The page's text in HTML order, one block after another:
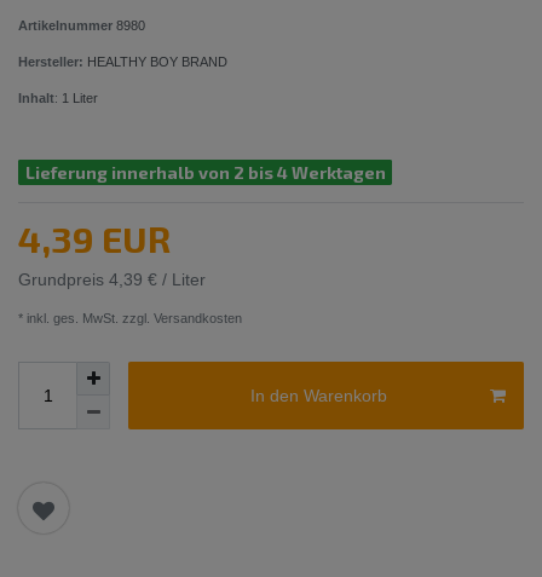
Artikelnummer 8980
Hersteller: HEALTHY BOY BRAND
Inhalt: 1 Liter
Lieferung innerhalb von 2 bis 4 Werktagen
4,39 EUR
Grundpreis 4,39 € / Liter
* inkl. ges. MwSt. zzgl. Versandkosten
In den Warenkorb